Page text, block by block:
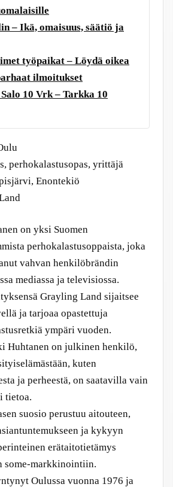
– Ikä, omaisuus, säätiö ja
työpaikat – Löydä oikea
ilmoitukset
10 Vrk – Tarkka 10
perhokalastusopas, yrittäjä
Enontekiö
on yksi Suomen
perhokalastusoppaista, joka
vahvan henkilöbrändin
mediassa ja televisiossa.
Grayling Land sijaitsee
ja tarjoaa opastettuja
ympäri vuoden.
Huhtanen on julkinen henkilö,
kuten
ja perheestä, on saatavilla vain
tietoa.
suosio perustuu aitouteen,
ja kykyyn
erätaitotietämys
some-markkinointiin.
Oulussa vuonna 1976 ja